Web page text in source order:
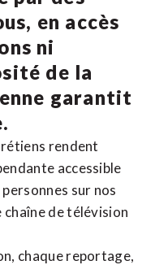
en accès
ni
de la
garantit
rendent
accessible
sur nos
chaîne de télévision
chaque reportage,